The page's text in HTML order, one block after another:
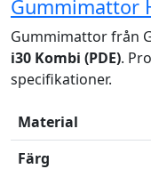
Gummimattor
Gummimattor från
i30 Kombi (PDE).
specifikationer.
Material
Färg